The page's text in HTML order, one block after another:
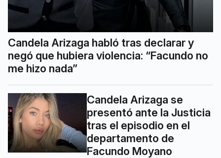
Candela Arizaga habló tras declarar y
negó que hubiera violencia: “Facundo no
me hizo nada”
Candela Arizaga se
presentó ante la Justicia
tras el episodio en el
departamento de
Facundo Moyano